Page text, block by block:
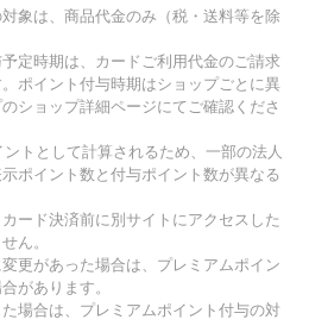
象は、商品代金のみ（税・送料等を除
定時期は、カードご利用代金のご請求
ポイント付与時期はショップごとに異
ショップ詳細ページにてご確認くださ
トとして計算されるため、一部の法人
ポイント数と付与ポイント数が異なる
ード決済前に別サイトにアクセスした
ん。
更があった場合は、プレミアムポイン
があります。
場合は、プレミアムポイント付与の対